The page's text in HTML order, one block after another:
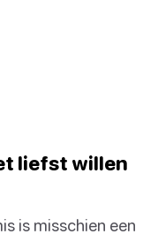
liefst willen
is misschien een